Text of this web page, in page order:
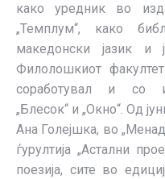
како уредник во
„Темплум“, како
македонски јазик и
Филолошкиот
соработувал и со
„Блесок“ и „Окно“. Од
Ана Голејшка, во
ѓурултија „Астални
поезија, сите во